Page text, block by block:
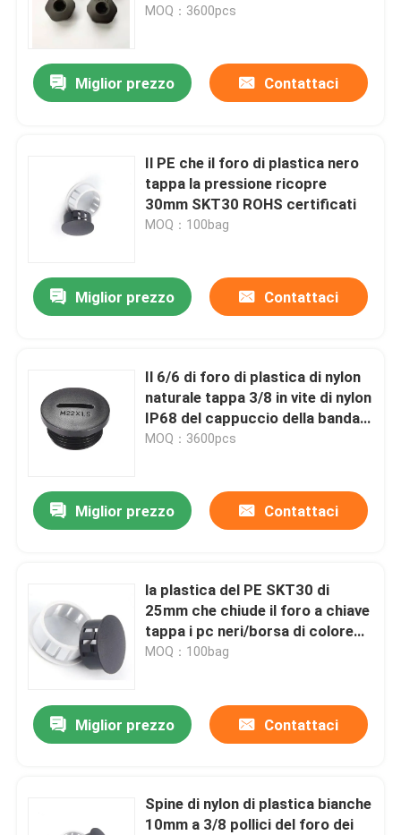
MOQ：3600pcs
Miglior prezzo Contattaci
Il PE che il foro di plastica nero
tappa la pressione ricopre
30mm SKT30 ROHS certificati
MOQ：100bag
Miglior prezzo Contattaci
Il 6/6 di foro di plastica di nylon
naturale tappa 3/8 in vite di nylon
IP68 del cappuccio della banda
del morsetto
MOQ：3600pcs
Miglior prezzo Contattaci
la plastica del PE SKT30 di
25mm che chiude il foro a chiave
tappa i pc neri/borsa di colore
200
MOQ：100bag
Miglior prezzo Contattaci
Spine di nylon di plastica bianche
10mm a 3/8 pollici del foro dei